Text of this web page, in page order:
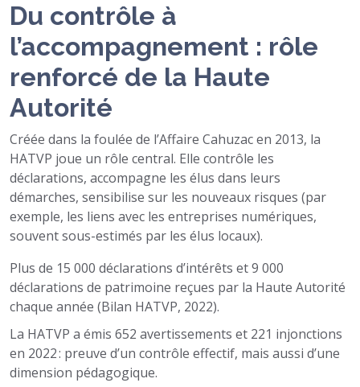
Du contrôle à
l’accompagnement : rôle
renforcé de la Haute
Autorité
Créée dans la foulée de l’Affaire Cahuzac en 2013, la
HATVP joue un rôle central. Elle contrôle les
déclarations, accompagne les élus dans leurs
démarches, sensibilise sur les nouveaux risques (par
exemple, les liens avec les entreprises numériques,
souvent sous-estimés par les élus locaux).
Plus de 15 000 déclarations d’intérêts et 9 000
déclarations de patrimoine reçues par la Haute Autorité
chaque année (Bilan HATVP, 2022).
La HATVP a émis 652 avertissements et 221 injonctions
en 2022 : preuve d’un contrôle effectif, mais aussi d’une
dimension pédagogique.